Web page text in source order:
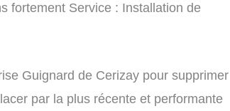
fortement Service : Installation de
Guignard de Cerizay pour supprimer
par la plus récente et performante